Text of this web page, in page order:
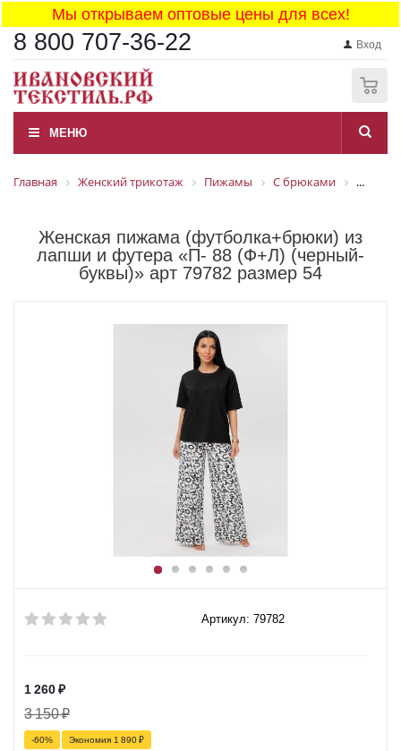
Мы открываем оптовые цены для всех!
8 800 707-36-22 Вход
МЕНЮ
Главная Женский трикотаж Пижамы С брюками ...
Женская пижама (футболка+брюки) из
лапши и футера «П- 88 (Ф+Л) (черный-
буквы)» арт 79782 размер 54
Артикул: 79782
1 260₽
3 150₽
-60% Экономия 1 890₽